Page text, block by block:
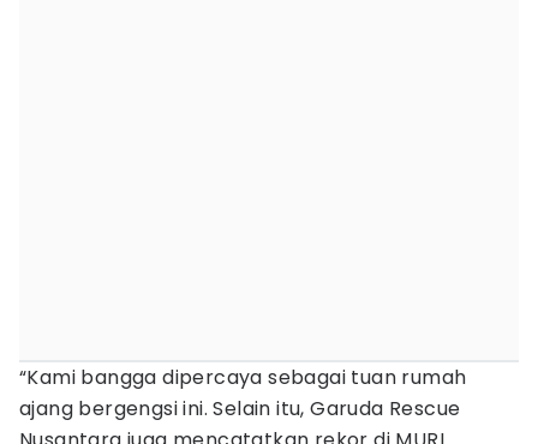
“Kami bangga dipercaya sebagai tuan rumah
ajang bergengsi ini. Selain itu, Garuda Rescue